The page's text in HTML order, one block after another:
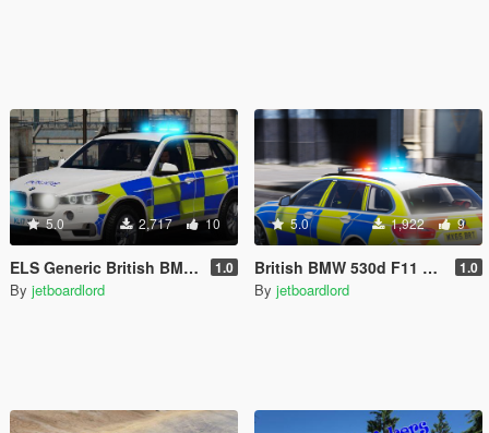
5.0 2,717 10
ELS Generic British BMW X5 F15 TRAFFIC 1.0
By jetboardlord
5.0 1,922 9
British BMW 530d F11 ARV Airport Beaconed [ELS] 1.0
By jetboardlord